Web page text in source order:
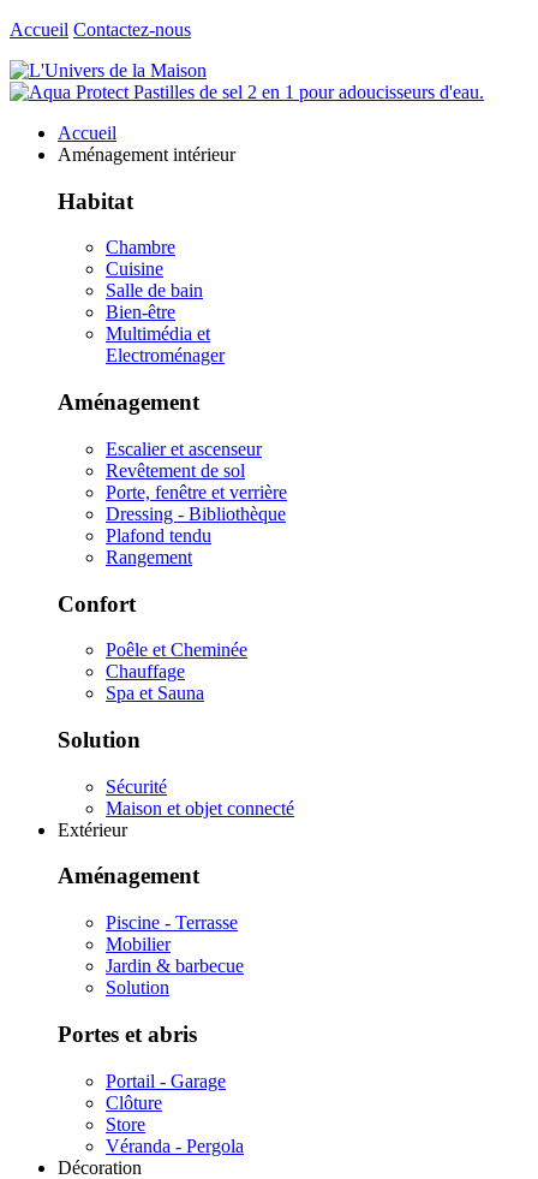
Accueil Contactez-nous
Accueil
Aménagement intérieur
Habitat
Chambre
Cuisine
Salle de bain
Bien-être
Multimédia et
Electroménager
Aménagement
Escalier et ascenseur
Revêtement de sol
Porte, fenêtre et verrière
Dressing - Bibliothèque
Plafond tendu
Rangement
Confort
Poêle et Cheminée
Chauffage
Spa et Sauna
Solution
Sécurité
Maison et objet connecté
Extérieur
Aménagement
Piscine - Terrasse
Mobilier
Jardin & barbecue
Solution
Portes et abris
Portail - Garage
Clôture
Store
Véranda - Pergola
Décoration